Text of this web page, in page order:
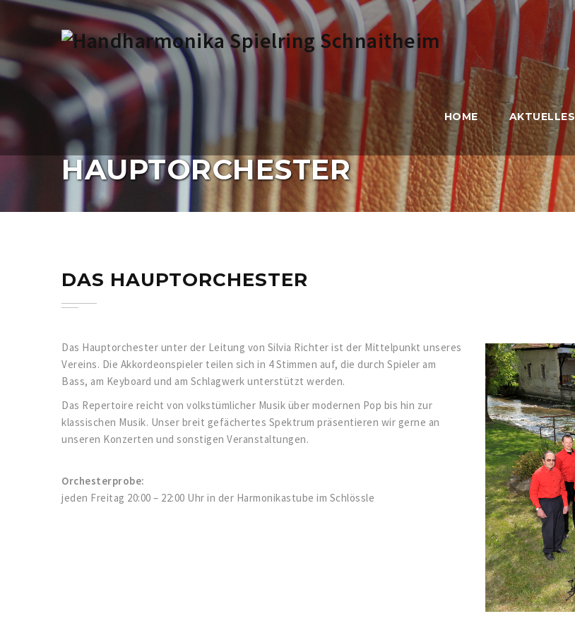
Direkt
zum
InhaltHOME AKTUELLES
HAUPTORCHESTER
DAS HAUPTORCHESTER
Das Hauptorchester unter der Leitung von Silvia Richter ist der Mittelpunkt unseres
Vereins. Die Akkordeonspieler teilen sich in 4 Stimmen auf, die durch Spieler am
Bass, am Keyboard und am Schlagwerk unterstützt werden.
Das Repertoire reicht von volkstümlicher Musik über modernen Pop bis hin zur
klassischen Musik. Unser breit gefächertes Spektrum präsentieren wir gerne an
unseren Konzerten und sonstigen Veranstaltungen.
Orchesterprobe:
jeden Freitag 20:00 – 22:00 Uhr in der Harmonikastube im Schlössle